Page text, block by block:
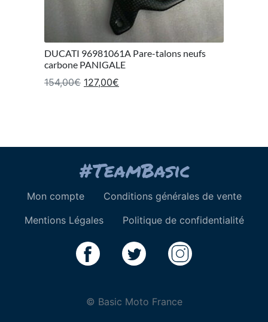
DUCATI 96981061A Pare-talons neufs
carbone PANIGALE
154,00€ Le prix initial était : 154,00€.
127,00€
Mon compte
Conditions générales de vente
Mentions Légales
Politique de confidentialité
© Basic Moto France